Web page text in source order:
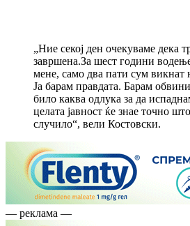
„Ние секој ден очекуваме дека
завршена.За шест години
мене, само два пати сум викнат
Ја барам правдата. Барам
било каква одлука за да
целата јавност ќе знае точно
случило“, вели Костовски.
— реклама —